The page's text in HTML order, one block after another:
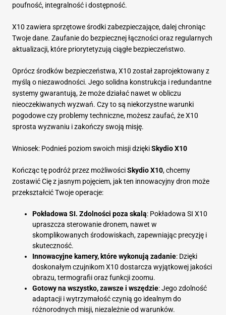
poufność, integralność i dostępność.
X10 zawiera sprzętowe środki zabezpieczające, dalej chroniąc
Twoje dane. Zaufanie do bezpiecznej łączności oraz regularnych
aktualizacji, które priorytetyzują ciągłe bezpieczeństwo.
Oprócz środków bezpieczeństwa, X10 został zaprojektowany z
myślą o niezawodności. Jego solidna konstrukcja i redundantne
systemy gwarantują, że może działać nawet w obliczu
nieoczekiwanych wyzwań. Czy to są niekorzystne warunki
pogodowe czy problemy techniczne, możesz zaufać, że X10
sprosta wyzwaniu i zakończy swoją misję.
Wniosek: Podnieś poziom swoich misji dziękiSkydio X10
Kończąc tę podróż przez możliwościSkydio X10, chcemy
zostawić Cię z jasnym pojęciem, jak ten innowacyjny dron może
przekształcić Twoje operacje:
Pokładowa SI. Zdolności poza skalą: Pokładowa SI X10
upraszcza sterowanie dronem, nawet w
skomplikowanych środowiskach, zapewniając precyzję i
skuteczność.
Innowacyjne kamery, które wykonują zadanie: Dzięki
doskonałym czujnikom X10 dostarcza wyjątkowej jakości
obrazu, termografii oraz funkcji zoomu.
Gotowy na wszystko, zawsze i wszędzie: Jego zdolność
adaptacji i wytrzymałość czynią go idealnym do
różnorodnych misji, niezależnie od warunków.